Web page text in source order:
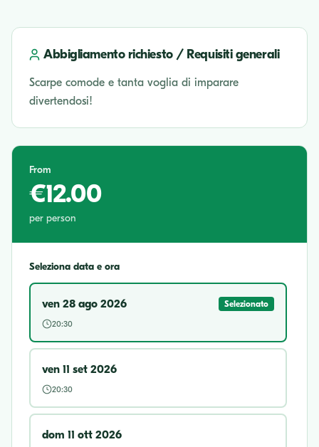
Abbigliamento richiesto / Requisiti generali
Scarpe comode e tanta voglia di imparare
divertendosi!
From
€12.00
per person
Seleziona data e ora
ven 28 ago 2026
Selezionato
20:30
ven 11 set 2026
20:30
dom 11 ott 2026